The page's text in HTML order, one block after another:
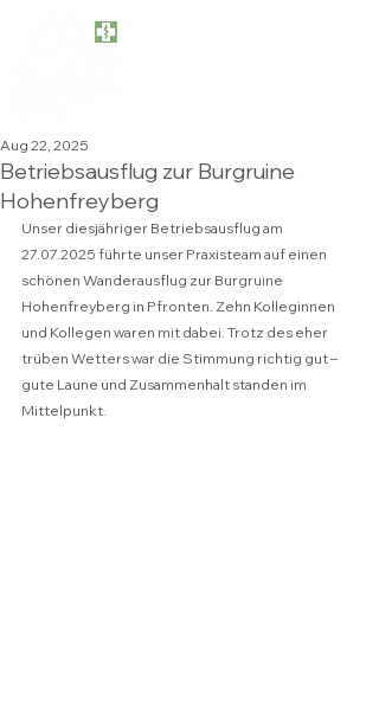
Betriebsausflug zur Burgruine
Hohenfreyberg
Aug 22, 2025
Unser diesjähriger Betriebsausflug am
27.07.2025 führte unser Praxisteam auf einen
schönen Wanderausflug zur Burgruine
Hohenfreyberg in Pfronten. Zehn Kolleginnen
und Kollegen waren mit dabei. Trotz des eher
trüben Wetters war die Stimmung richtig gut –
gute Laune und Zusammenhalt standen im
Mittelpunkt.